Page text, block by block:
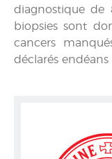
diagnostique de
biopsies sont
cancers
déclarés